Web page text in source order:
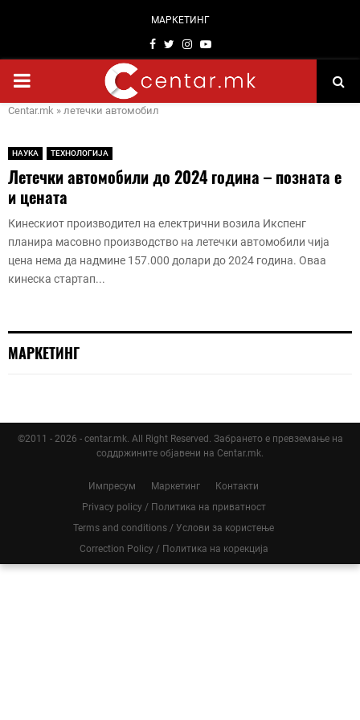
МАРКЕТИНГ
Facebook
TwitterInstagram
Youtube
PRIMARY
Centar.mk » летечки автомобил
НАУКА ТЕХНОЛОГИЈА
Летечки автомобили до 2024 година – позната е
и цената
Кинескиот производител на електрични возила Икспенг
планира масовно производство на летечки автомобили чија
цена нема да надмине 157.000 долари до 2024 година. Оваа
кинеска стартап...
МАРКЕТИНГ
©2011 - 2026 - centar.mk. All Right Reserved. Забрането е превземање на
соддржините објавени на Centar.mk.
Импресум Маркетинг
Контакти
Privacy policy / Политика на приватност
Terms and conditions / Услови за користење
Correction Policy / Политика на корекција